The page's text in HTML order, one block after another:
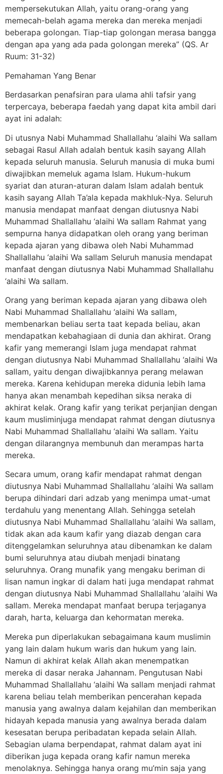
mempersekutukan Allah, yaitu orang-orang yang
memecah-belah agama mereka dan mereka menjadi
beberapa golongan. Tiap-tiap golongan merasa bangga
dengan apa yang ada pada golongan mereka” (QS. Ar
Ruum: 31-32)
Pemahaman Yang Benar
Berdasarkan penafsiran para ulama ahli tafsir yang
terpercaya, beberapa faedah yang dapat kita ambil dari
ayat ini adalah:
Di utusnya Nabi Muhammad Shallallahu ‘alaihi Wa sallam
sebagai Rasul Allah adalah bentuk kasih sayang Allah
kepada seluruh manusia. Seluruh manusia di muka bumi
diwajibkan memeluk agama Islam. Hukum-hukum
syariat dan aturan-aturan dalam Islam adalah bentuk
kasih sayang Allah Ta’ala kepada makhluk-Nya. Seluruh
manusia mendapat manfaat dengan diutusnya Nabi
Muhammad Shallallahu ‘alaihi Wa sallam Rahmat yang
sempurna hanya didapatkan oleh orang yang beriman
kepada ajaran yang dibawa oleh Nabi Muhammad
Shallallahu ‘alaihi Wa sallam Seluruh manusia mendapat
manfaat dengan diutusnya Nabi Muhammad Shallallahu
‘alaihi Wa sallam.
Orang yang beriman kepada ajaran yang dibawa oleh
Nabi Muhammad Shallallahu ‘alaihi Wa sallam,
membenarkan beliau serta taat kepada beliau, akan
mendapatkan kebahagiaan di dunia dan akhirat. Orang
kafir yang memerangi Islam juga mendapat rahmat
dengan diutusnya Nabi Muhammad Shallallahu ‘alaihi Wa
sallam, yaitu dengan diwajibkannya perang melawan
mereka. Karena kehidupan mereka didunia lebih lama
hanya akan menambah kepedihan siksa neraka di
akhirat kelak. Orang kafir yang terikat perjanjian dengan
kaum musliminjuga mendapat rahmat dengan diutusnya
Nabi Muhammad Shallallahu ‘alaihi Wa sallam. Yaitu
dengan dilarangnya membunuh dan merampas harta
mereka.
Secara umum, orang kafir mendapat rahmat dengan
diutusnya Nabi Muhammad Shallallahu ‘alaihi Wa sallam
berupa dihindari dari adzab yang menimpa umat-umat
terdahulu yang menentang Allah. Sehingga setelah
diutusnya Nabi Muhammad Shallallahu ‘alaihi Wa sallam,
tidak akan ada kaum kafir yang diazab dengan cara
ditenggelamkan seluruhnya atau dibenamkan ke dalam
bumi seluruhnya atau diubah menjadi binatang
seluruhnya. Orang munafik yang mengaku beriman di
lisan namun ingkar di dalam hati juga mendapat rahmat
dengan diutusnya Nabi Muhammad Shallallahu ‘alaihi Wa
sallam. Mereka mendapat manfaat berupa terjaganya
darah, harta, keluarga dan kehormatan mereka.
Mereka pun diperlakukan sebagaimana kaum muslimin
yang lain dalam hukum waris dan hukum yang lain.
Namun di akhirat kelak Allah akan menempatkan
mereka di dasar neraka Jahannam. Pengutusan Nabi
Muhammad Shallallahu ‘alaihi Wa sallam menjadi rahmat
karena beliau telah memberikan pencerahan kepada
manusia yang awalnya dalam kejahilan dan memberikan
hidayah kepada manusia yang awalnya berada dalam
kesesatan berupa peribadatan kepada selain Allah.
Sebagian ulama berpendapat, rahmat dalam ayat ini
diberikan juga kepada orang kafir namun mereka
menolaknya. Sehingga hanya orang mu’min saja yang